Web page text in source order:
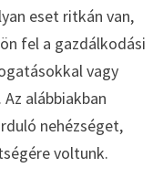
eset ritkán van,
fel a gazdálkodási
vagy
alábbiakban
nehézséget,
voltunk.